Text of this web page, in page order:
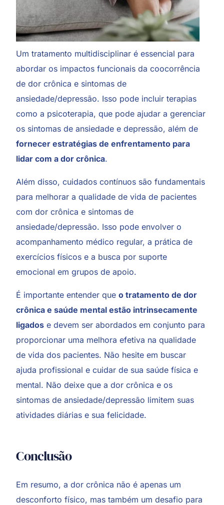
Um tratamento multidisciplinar é essencial para
abordar os impactos funcionais da coocorrência
de dor crônica e sintomas de
ansiedade/depressão. Isso pode incluir terapias
como a psicoterapia, que pode ajudar a gerenciar
os sintomas de ansiedade e depressão, além de
fornecer estratégias de enfrentamento para
lidar com a dor crônica.
Além disso, cuidados contínuos são fundamentais
para melhorar a qualidade de vida de pacientes
com dor crônica e sintomas de
ansiedade/depressão. Isso pode envolver o
acompanhamento médico regular, a prática de
exercícios físicos e a busca por suporte
emocional em grupos de apoio.
É importante entender queo tratamento de dor
crônica e saúde mental estão intrinsecamente
ligados e devem ser abordados em conjunto para
proporcionar uma melhora efetiva na qualidade
de vida dos pacientes. Não hesite em buscar
ajuda profissional e cuidar de sua saúde física e
mental. Não deixe que a dor crônica e os
sintomas de ansiedade/depressão limitem suas
atividades diárias e sua felicidade.
Conclusão
Em resumo, a dor crônica não é apenas um
desconforto físico, mas também um desafio para